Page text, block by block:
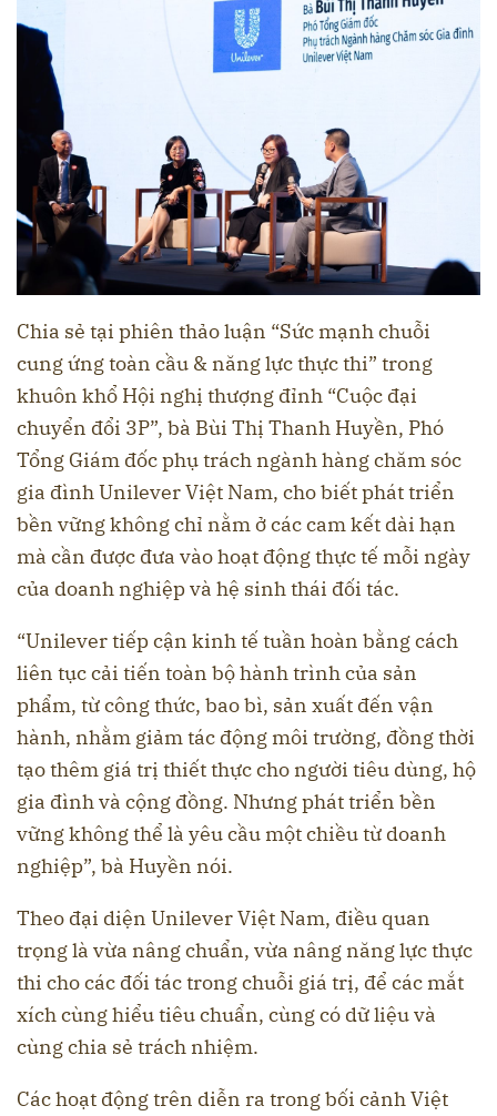
Chia sẻ tại phiên thảo luận “Sức mạnh chuỗi
cung ứng toàn cầu & năng lực thực thi” trong
khuôn khổ Hội nghị thượng đỉnh “Cuộc đại
chuyển đổi 3P”, bà Bùi Thị Thanh Huyền, Phó
Tổng Giám đốc phụ trách ngành hàng chăm sóc
gia đình Unilever Việt Nam, cho biết phát triển
bền vững không chỉ nằm ở các cam kết dài hạn
mà cần được đưa vào hoạt động thực tế mỗi ngày
của doanh nghiệp và hệ sinh thái đối tác.
“Unilever tiếp cận kinh tế tuần hoàn bằng cách
liên tục cải tiến toàn bộ hành trình của sản
phẩm, từ công thức, bao bì, sản xuất đến vận
hành, nhằm giảm tác động môi trường, đồng thời
tạo thêm giá trị thiết thực cho người tiêu dùng, hộ
gia đình và cộng đồng. Nhưng phát triển bền
vững không thể là yêu cầu một chiều từ doanh
nghiệp”, bà Huyền nói.
Theo đại diện Unilever Việt Nam, điều quan
trọng là vừa nâng chuẩn, vừa nâng năng lực thực
thi cho các đối tác trong chuỗi giá trị, để các mắt
xích cùng hiểu tiêu chuẩn, cùng có dữ liệu và
cùng chia sẻ trách nhiệm.
Các hoạt động trên diễn ra trong bối cảnh Việt